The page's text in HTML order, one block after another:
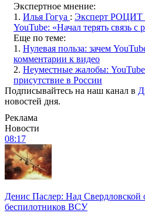
Экспертное мнение:
1. Илья Гогуа : Эксперт РОЦИТ
YouTube: «Начал терять связь с
Еще по теме:
1. Нулевая польза: зачем
комментарии к видео
2. Неуместные жалобы:
присутствие в России
Подписывайтесь на наш канал в
новостей дня.
Реклама
Новости
08:17
Денис Паслер: Над Свердловской
беспилотников ВСУ